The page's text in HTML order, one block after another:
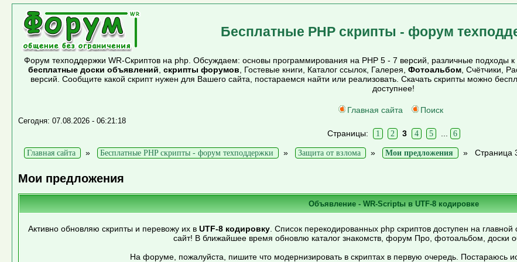
Бесплатные PHP скрипты - форум
Форум техподдержки WR-Скриптов на php. Обсуждаем: основы программирования на PHP 5 - 7 версий, различные подходы
бесплатные доски объявлений скрипты форумов , Гостевые книги, Каталог ссылок, Галерея, Фотоальбом, Счётчики,
версий. Сообщите какой скрипт нужен для Вашего сайта, постараемся найти или реализовать. Скачать скрипты можно
доступнее!
Главная сайта Поиск
Сегодня: 07.08.2026 - 06:21:18
Страницы: 1 2 3 4 5 ... 6
Главная сайта » Бесплатные PHP скрипты - форум техподдержки » Защита от взлома » Мои предложения » Страница
Мои предложения
Объявление - WR-Scriptы в UTF-8 кодировке
Активно обновляю скрипты и перевожу их в UTF-8 кодировку. Список перекодированных php скриптов доступен на
сайт! В ближайшее время обновлю каталог знакомств, форум Про, фотоальбом, доски
На форуме, пожалуйста, пишите что модернизировать в скриптах в первую очередь. Постараюсь